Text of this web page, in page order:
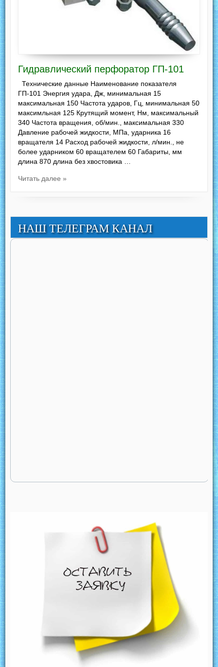
Гидравлический перфоратор ГП-101
Технические данные Наименование показателя
ГП-101 Энергия удара, Дж, минимальная 15
максимальная 150 Частота ударов, Гц, минимальная 50
максимльная 125 Крутящий момент, Нм, максимальный
340 Частота вращения, об/мин., максимальная 330
Давление рабочей жидкости, МПа, ударника 16
вращателя 14 Расход рабочей жидкости, л/мин., не
более ударником 60 вращателем 60 Габариты, мм
длина 870 длина без хвостовика …
Читать далее »
НАШ ТЕЛЕГРАМ КАНАЛ